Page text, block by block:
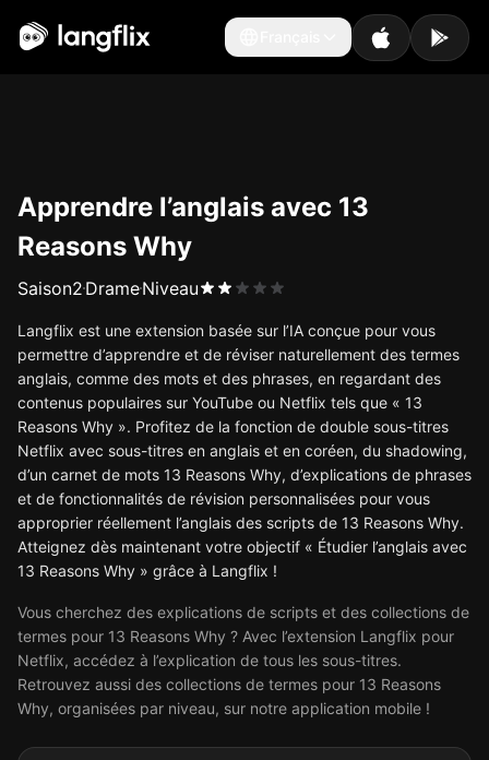
Français
Apprendre l’anglais avec 13
Reasons Why
Saison2 DrameNiveau
Langflix est une extension basée sur l’IA conçue pour vous
permettre d’apprendre et de réviser naturellement des termes
anglais, comme des mots et des phrases, en regardant des
contenus populaires sur YouTube ou Netflix tels que « 13
Reasons Why ». Profitez de la fonction de double sous-titres
Netflix avec sous-titres en anglais et en coréen, du shadowing,
d’un carnet de mots 13 Reasons Why, d’explications de phrases
et de fonctionnalités de révision personnalisées pour vous
approprier réellement l’anglais des scripts de 13 Reasons Why.
Atteignez dès maintenant votre objectif « Étudier l’anglais avec
13 Reasons Why » grâce à Langflix !
Vous cherchez des explications de scripts et des collections de
termes pour 13 Reasons Why ? Avec l’extension Langflix pour
Netflix, accédez à l’explication de tous les sous-titres.
Retrouvez aussi des collections de termes pour 13 Reasons
Why, organisées par niveau, sur notre application mobile !